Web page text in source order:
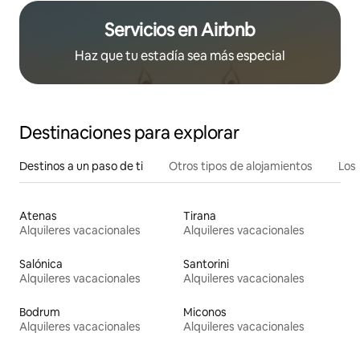
Servicios en Airbnb
Haz que tu estadía sea más especial
Destinaciones para explorar
Destinos a un paso de ti Otros tipos de alojamientos
Atenas
Alquileres vacacionales
Tirana
Alquileres vacacionales
Salónica
Alquileres vacacionales
Santorini
Alquileres vacacionales
Bodrum
Alquileres vacacionales
Miconos
Alquileres vacacionales